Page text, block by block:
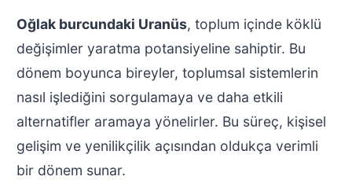
Oğlak burcundaki Uranüs, toplum içinde köklü
değişimler yaratma potansiyeline sahiptir. Bu
dönem boyunca bireyler, toplumsal sistemlerin
nasıl işlediğini sorgulamaya ve daha etkili
alternatifler aramaya yönelirler. Bu süreç, kişisel
gelişim ve yenilikçilik açısından oldukça verimli
bir dönem sunar.